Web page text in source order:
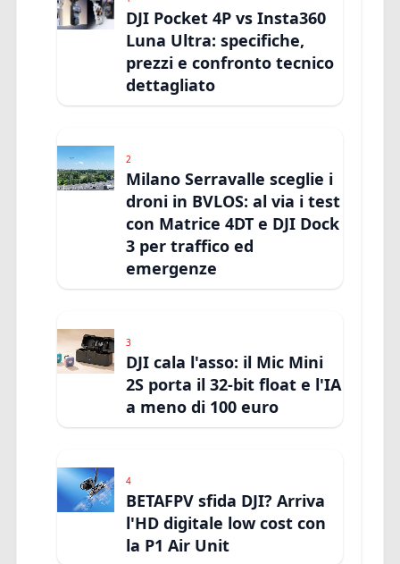
DJI Pocket 4P vs Insta360
Luna Ultra: specifiche,
prezzi e confronto tecnico
dettagliato
2
Milano Serravalle sceglie i
droni in BVLOS: al via i test
con Matrice 4DT e DJI Dock
3 per traffico ed
emergenze
3
DJI cala l'asso: il Mic Mini
2S porta il 32-bit float e l'IA
a meno di 100 euro
4
BETAFPV sfida DJI? Arriva
l'HD digitale low cost con
la P1 Air Unit